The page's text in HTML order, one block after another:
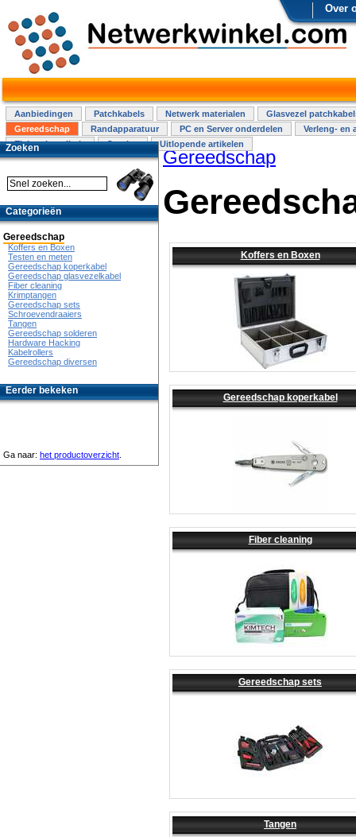
Over
Aanbiedingen Patchkabels Netwerk materialen
Glasvezel
Gereedschap
Randapparatuur PC en Server onderdelen
Verleng- en
Elektra installatie
Overige Uitlopende artikelen
Gereedschap
Koffers en Boxen
Gereedschap koperkabel
Fiber cleaning
Gereedschap sets
Tangen
Zoeken
Categorieën
Gereedschap
Koffers en Boxen
Testen en meten
Gereedschap koperkabel
Gereedschap glasvezelkabel
Fiber cleaning
Krimptangen
Gereedschap sets
Schroevendraaiers
Tangen
Gereedschap solderen
Hardware Hacking
Kabelrollers
Gereedschap diversen
Eerder bekeken
Ga naar: het productoverzicht